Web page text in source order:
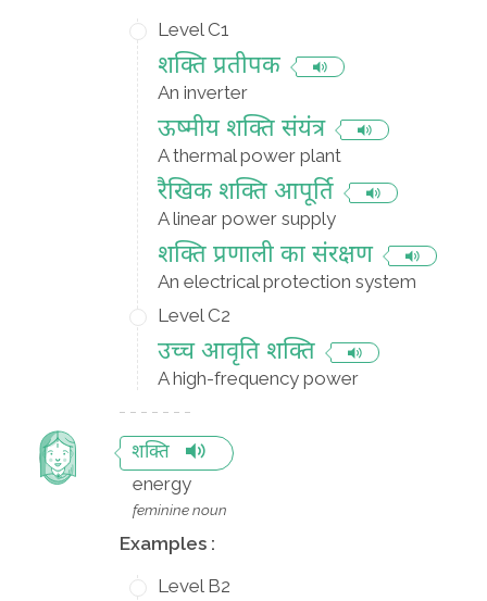
Level C1
शक्ति प्रतीपक
An inverter
ऊष्मीय शक्ति संयंत्र
A thermal power plant
रैखिक शक्ति आपूर्ति
A linear power supply
शक्ति प्रणाली का संरक्षण
An electrical protection system
Level C2
उच्च आवृति शक्ति
A high-frequency power
शक्ति
energy
feminine noun
Examples :
Level B2